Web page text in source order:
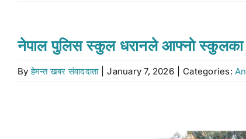
नेपाल पुलिस स्कुल धरानले आफ्नो स्कुलका
Byहेमन्त खबर संवाददाता January 7, 2026 Categories: